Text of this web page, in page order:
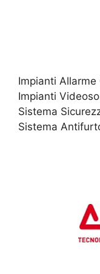
Impianti Allarme
Impianti
Sistema
Sistema